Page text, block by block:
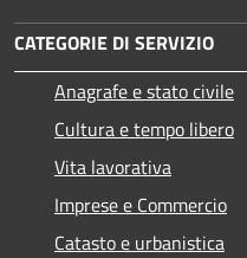
CATEGORIE DI SERVIZIO
Anagrafe e stato civile
Cultura e tempo libero
Vita lavorativa
Imprese e Commercio
Catasto e urbanistica